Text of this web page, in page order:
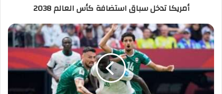
أمريكا تدخل سباق استضافة كأس العالم 2038